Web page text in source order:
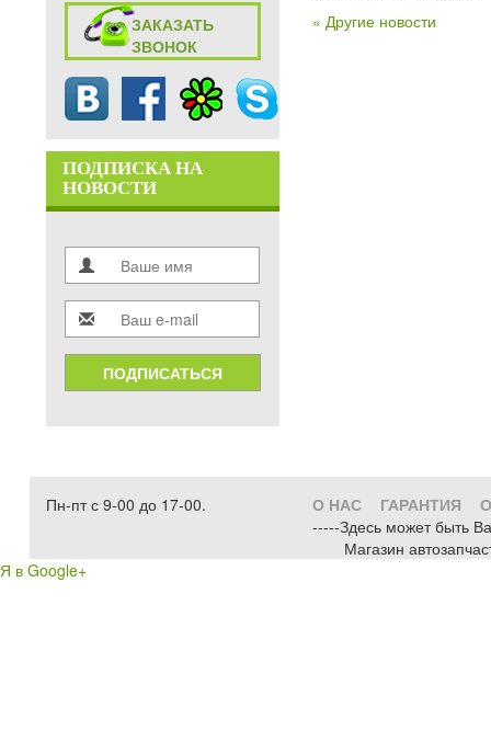
ЗАКАЗАТЬ
ЗВОНОК
ПОДПИСКА НА
НОВОСТИ
ПОДПИСАТЬСЯ
« Другие новости
Пн-пт с 9-00 до 17-00. О НАС ГАРАНТИЯ
-----Здесь может быть
Магазин
Я в Google+